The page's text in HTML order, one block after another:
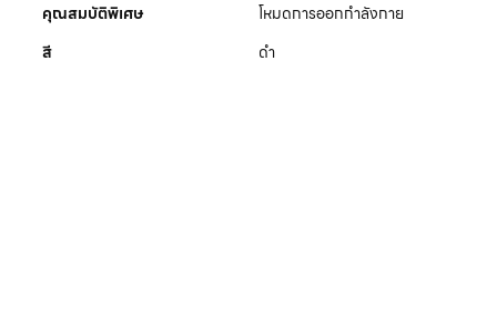
คุณสมบัติพิเศษ
โหมดการออกกําลังกาย
สี
ดำ